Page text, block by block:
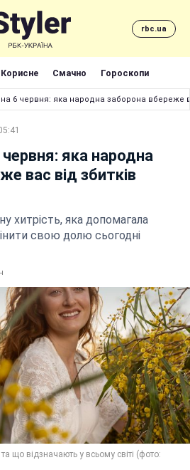
rbc.ua
Корисне Смачно Гороскопи
6 червня: яка народна заборона вбереже
червня: яка народна
вас від збитків
хитрість, яка допомагала
свою долю сьогодні
що відзначають у всьому світі (фото: